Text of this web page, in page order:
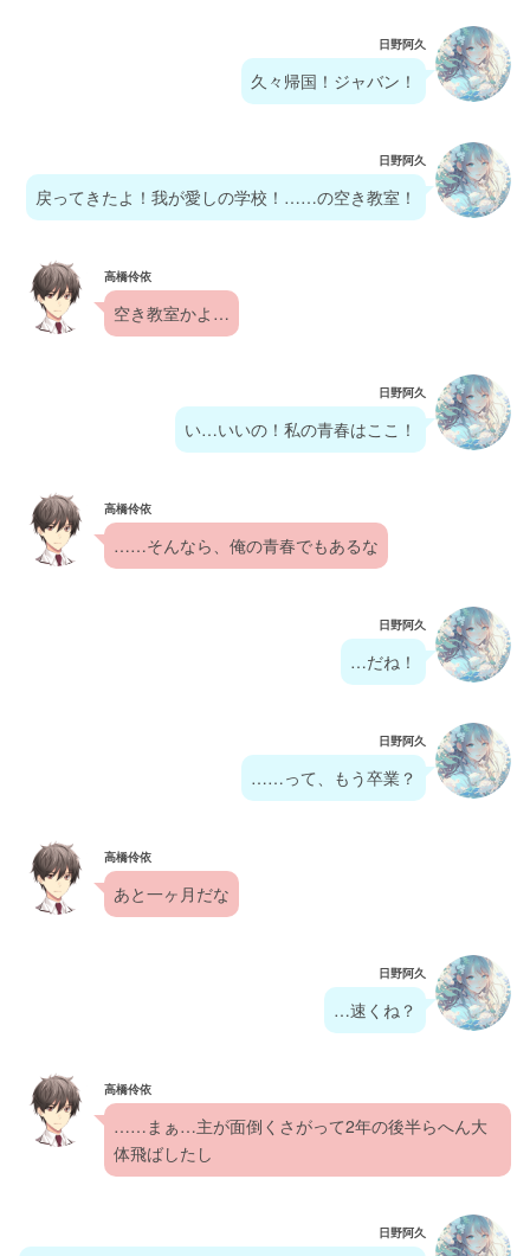
日野阿久
久々帰国！ジャバン！
日野阿久
戻ってきたよ！我が愛しの学校！……の空き教室！
高橋伶依
空き教室かよ…
日野阿久
い…いいの！私の青春はここ！
高橋伶依
……そんなら、俺の青春でもあるな
日野阿久
…だね！
日野阿久
……って、もう卒業？
高橋伶依
あと一ヶ月だな
日野阿久
…速くね？
高橋伶依
……まぁ…主が面倒くさがって2年の後半らへん大
体飛ばしたし
日野阿久